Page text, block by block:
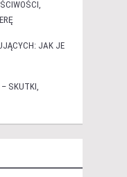
JAK JE
SKUTKI,